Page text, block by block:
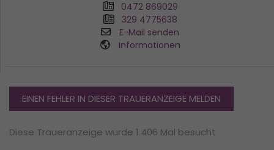
0472 869029
329 4775638
E-Mail senden
Informationen
EINEN FEHLER IN DIESER TRAUERANZEIGE MELDEN
Diese Traueranzeige wurde 1.406 Mal besucht